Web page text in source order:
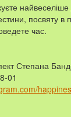
посвяту в
час.
Степана
01